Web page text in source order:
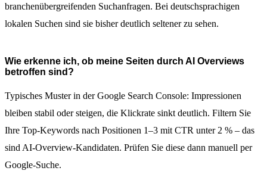
branchenübergreifenden Suchanfragen. Bei deutschsprachigen
lokalen Suchen sind sie bisher deutlich seltener zu sehen.
Wie erkenne ich, ob meine Seiten durch AI Overviews
betroffen sind?
Typisches Muster in der Google Search Console: Impressionen
bleiben stabil oder steigen, die Klickrate sinkt deutlich. Filtern Sie
Ihre Top-Keywords nach Positionen 1–3 mit CTR unter 2 % – das
sind AI-Overview-Kandidaten. Prüfen Sie diese dann manuell per
Google-Suche.